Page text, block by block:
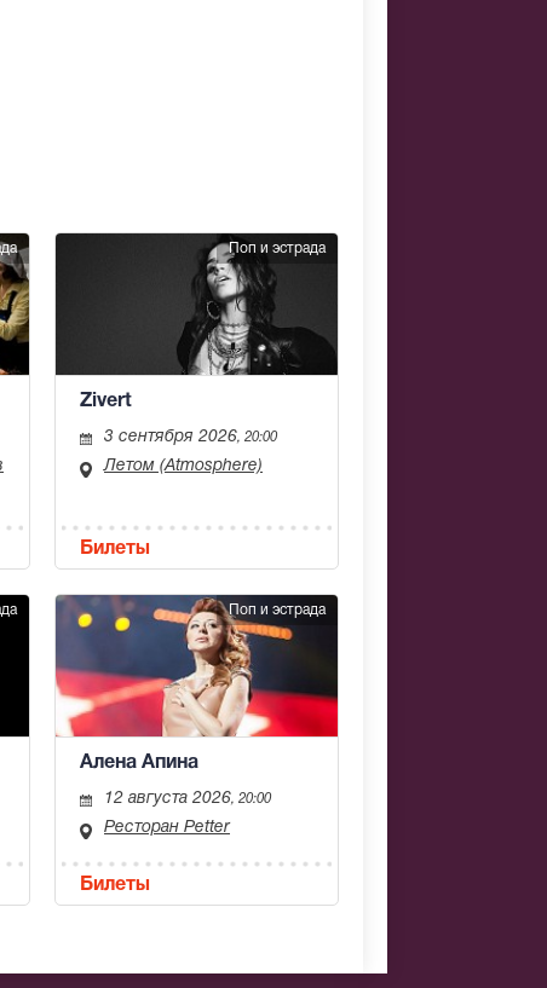
Поп и эстрада
Zivert
3 сентября 2026, 20:00
Летом (Atmosphere)
Билеты
Поп и эстрада
Алена Апина
12 августа 2026, 20:00
Ресторан Petter
Билеты